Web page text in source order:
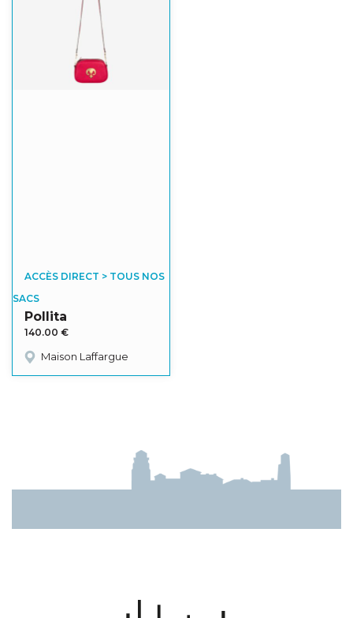
ACCÈS DIRECT > TOUS NOS
SACS
Pollita
140.00 €
Maison Laffargue